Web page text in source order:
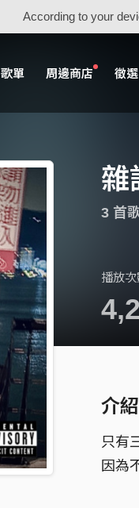
According to your
歌單 周邊商店 徵選
雜
3 首
播放次
介紹
只有
因為